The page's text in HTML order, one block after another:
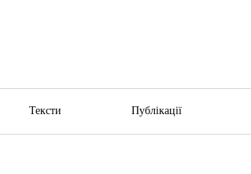
Тексти Публікації